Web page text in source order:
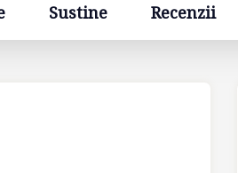
Sustine Recenzii